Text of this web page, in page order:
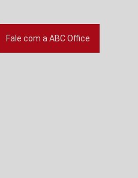
Fale com a ABC Office